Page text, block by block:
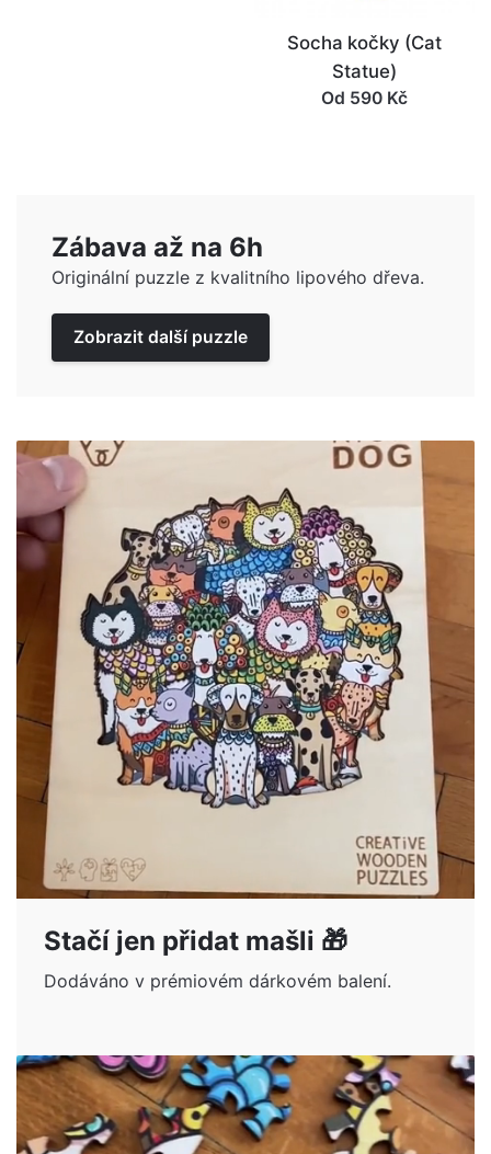
Socha kočky (Cat
Statue)
Od 590 Kč
Zábava až na 6h
Originální puzzle z kvalitního lipového dřeva.
Zobrazit další puzzle
Stačí jen přidat mašli 🎁
Dodáváno v prémiovém dárkovém balení.